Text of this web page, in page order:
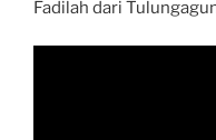
Fadilah dari